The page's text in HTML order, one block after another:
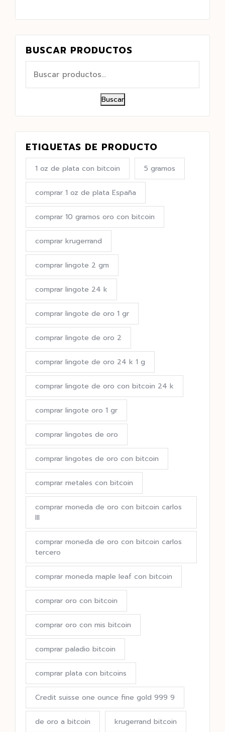
BUSCAR PRODUCTOS
Buscar
ETIQUETAS DE PRODUCTO
1 oz de plata con bitcoin 5 gramos
comprar 1 oz de plata España
comprar 10 gramos oro con bitcoin
comprar krugerrand
comprar lingote 2 gm
comprar lingote 24 k
comprar lingote de oro 1 gr
comprar lingote de oro 2
comprar lingote de oro 24 k 1 g
comprar lingote de oro con bitcoin 24 k
comprar lingote oro 1 gr
comprar lingotes de oro
comprar lingotes de oro con bitcoin
comprar metales con bitcoin
comprar moneda de oro con bitcoin carlos
III
comprar moneda de oro con bitcoin carlos
tercero
comprar moneda maple leaf con bitcoin
comprar oro con bitcoin
comprar oro con mis bitcoin
comprar paladio bitcoin
comprar plata con bitcoins
Credit suisse one ounce fine gold 999 9
de oro a bitcoin krugerrand bitcoin